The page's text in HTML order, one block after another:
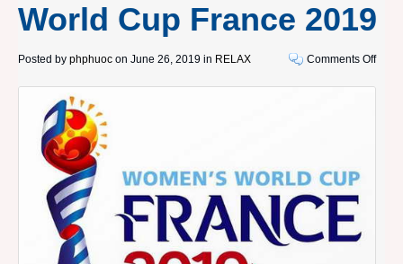
World Cup France 2019
Posted by phphuoc on June 26, 2019 in RELAX Comments Offon